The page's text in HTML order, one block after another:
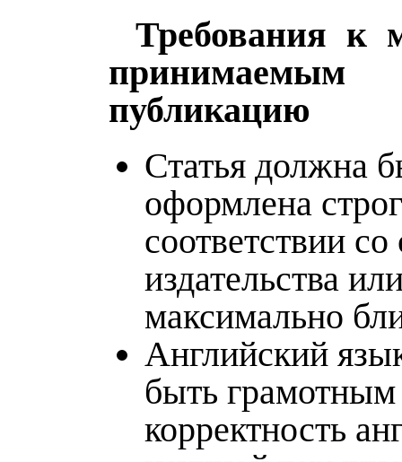
Требования к
публикацию
Статья должна
оформлена
соответствии
издательства
максимально
Английский
быть
корректность